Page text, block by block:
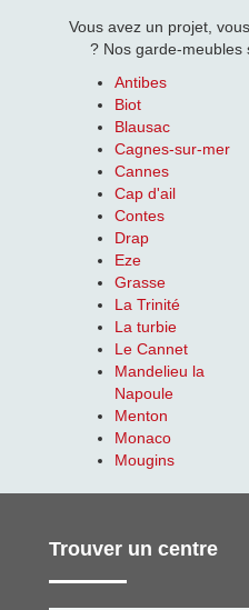
Vous avez un projet,
? Nos garde-meubles
Antibes
Biot
Blausac
Cagnes-sur-mer
Cannes
Cap d'ail
Contes
Drap
Eze
Grasse
La Trinité
La turbie
Le Cannet
Mandelieu la
Napoule
Menton
Monaco
Mougins
Trouver un centre